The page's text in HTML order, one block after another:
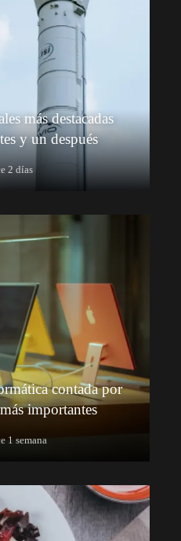
más destacadas
y un después
2 días
contada por
importantes
1 semana